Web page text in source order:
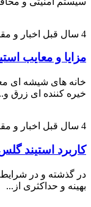
4 سال قبل اخبار و
مزایا و معایب
خانه های شیشه ای
خیره کننده ای زرق
4 سال قبل اخبار و
کاربرد استیند
در گذشته و در شرایط
بهینه و حداکثری از...